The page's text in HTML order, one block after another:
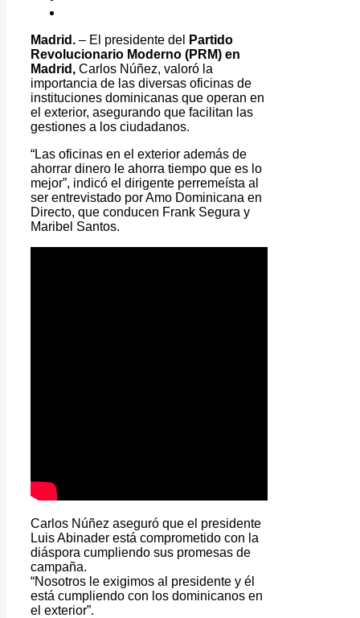
Madrid. – El presidente del
Partido
Revolucionario Moderno (PRM) en
Madrid, Carlos Núñez, valoró la
importancia de las diversas oficinas de
instituciones dominicanas que operan en
el exterior, asegurando que facilitan las
gestiones a los ciudadanos.
“Las oficinas en el exterior además de
ahorrar dinero le ahorra tiempo que es lo
mejor”, indicó el dirigente perremeísta al
ser entrevistado por Amo Dominicana en
Directo, que conducen Frank Segura y
Maribel Santos.
Carlos Núñez aseguró que el presidente
Luis Abinader está comprometido con la
diáspora cumpliendo sus promesas de
campaña.
“Nosotros le exigimos al presidente y él
está cumpliendo con los dominicanos en
el exterior”.